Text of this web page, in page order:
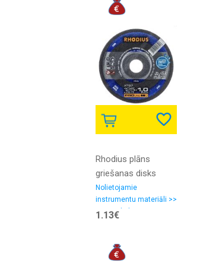
Rhodius plāns
griešanas disks
XT67 125x1.0x22.23
Nolietojamie
instrumentu materiāli >>
Griezējdiski
1.13€